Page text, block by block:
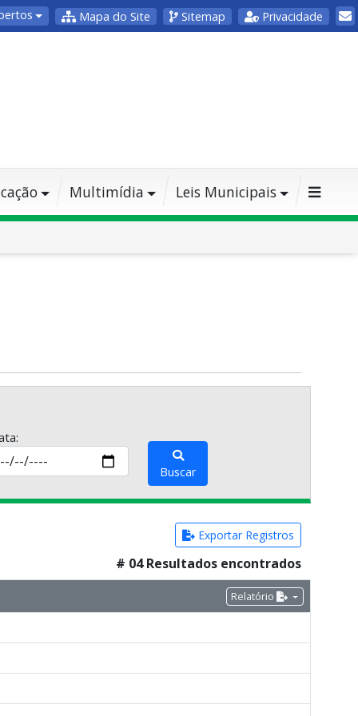
Mapa do Site Sitemap Privacidade
Multimídia Leis Municipais
Buscar
Exportar Registros
# 04 Resultados encontrados
Relatório